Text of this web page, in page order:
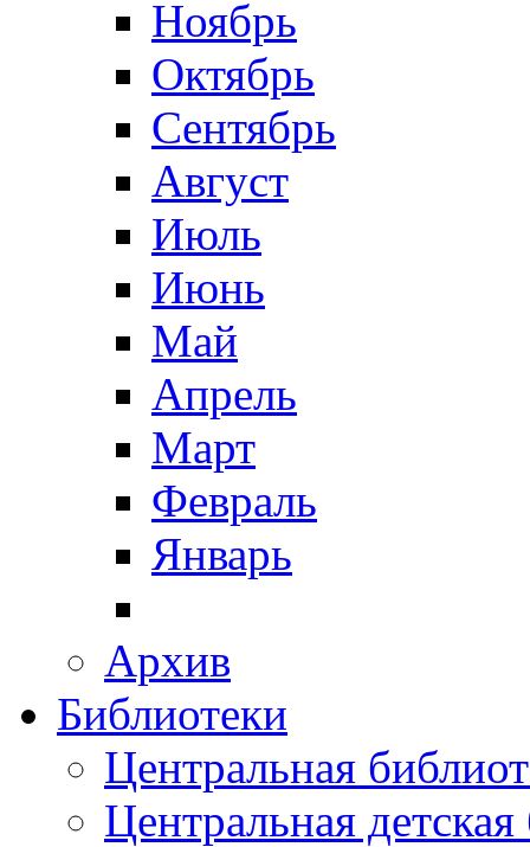
Ноябрь
Октябрь
Сентябрь
Август
Июль
Июнь
Май
Апрель
Март
Февраль
Январь
Архив
Библиотеки
Центральная
Центральная